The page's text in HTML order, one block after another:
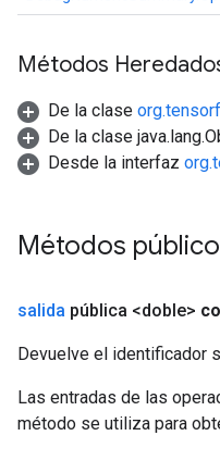
Métodos
De la clase
De la clase
Desde la interfaz
Métodos
salida pública <doble>
Devuelve el identificador
Las entradas de las
método se utiliza para